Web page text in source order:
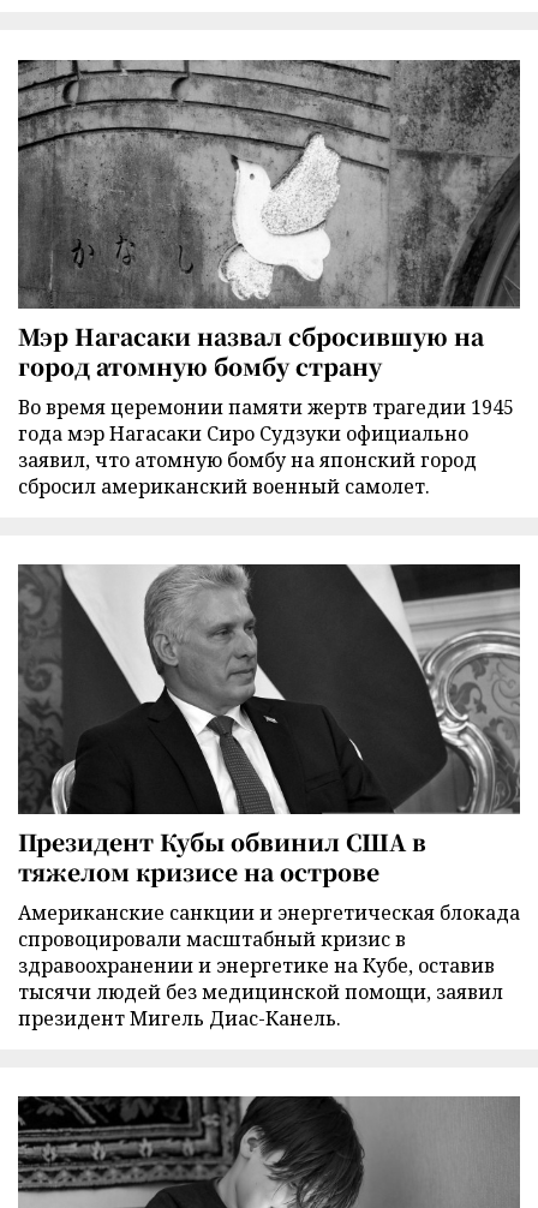
Мэр Нагасаки назвал сбросившую на
город атомную бомбу страну
Во время церемонии памяти жертв трагедии 1945
года мэр Нагасаки Сиро Судзуки официально
заявил, что атомную бомбу на японский город
сбросил американский военный самолет.
Президент Кубы обвинил США в
тяжелом кризисе на острове
Американские санкции и энергетическая блокада
спровоцировали масштабный кризис в
здравоохранении и энергетике на Кубе, оставив
тысячи людей без медицинской помощи, заявил
президент Мигель Диас-Канель.